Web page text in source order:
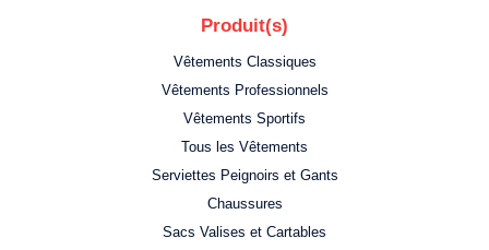
Produit(s)
Vêtements Classiques
Vêtements Professionnels
Vêtements Sportifs
Tous les Vêtements
Serviettes Peignoirs et Gants
Chaussures
Sacs Valises et Cartables